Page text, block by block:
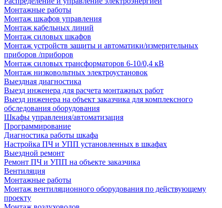
Монтажные работы
Монтаж шкафов управления
Монтаж кабельных линий
Монтаж силовых шкафов
Монтаж устройств защиты и автоматики/измерительных
приборов /приборов
Монтаж силовых трансформаторов 6-10/0,4 кВ
Монтаж низковольтных электроустановок
Выездная диагностика
Выезд инженера для расчета монтажных работ
Выезд инженера на объект заказчика для комплексного
обследования оборудования
Шкафы управления/автоматизация
Программирование
Диагностика работы шкафа
Настройка ПЧ и УПП установленных в шкафах
Выездной ремонт
Ремонт ПЧ и УПП на объекте заказчика
Вентиляция
Монтажные работы
Монтаж вентиляционного оборудования по действующему
проекту